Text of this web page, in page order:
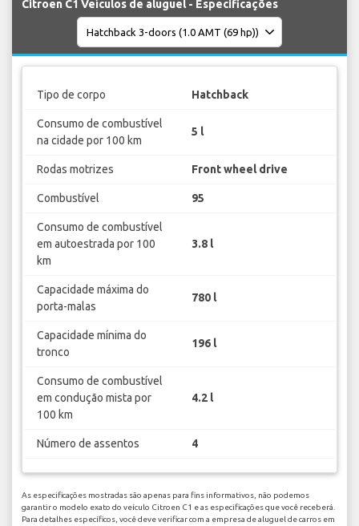
Citroen C1 Veículos de aluguel - Especificações
Tipo de corpo Hatchback
Consumo de combustível
na cidade por 100 km
5 l
Rodas motrizes Front wheel drive
Combustível 95
Consumo de combustível
em autoestrada por 100
km
3.8 l
Capacidade máxima do
porta-malas
780 l
Capacidade mínima do
tronco
196 l
Consumo de combustível
em condução mista por
100 km
4.2 l
Número de assentos 4
As especificações mostradas são apenas para fins informativos, não podemos
garantir o modelo exato do veículo Citroen C1 e as especificações que você receberá.
Para detalhes específicos, você deve verificar com a empresa de aluguel de carros em